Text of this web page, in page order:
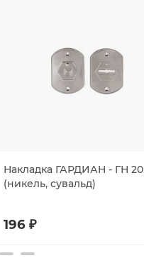
Накладка ГАРДИАН - ГН 20
(никель, сувальд)
196 ₽